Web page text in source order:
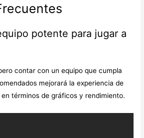
potente para jugar a
contar con un equipo que cumpla
mejorará la experiencia de
términos de gráficos y rendimiento.